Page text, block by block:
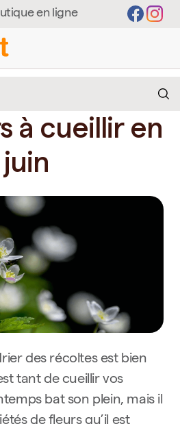
en ligne
à cueillir en
juin
des récoltes est bien
tant de cueillir vos
bat son plein, mais il
de fleurs qu’il est